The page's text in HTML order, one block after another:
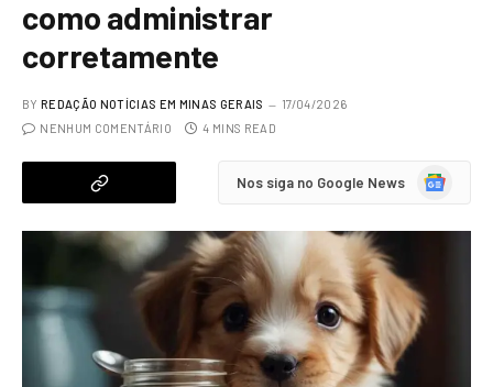
como administrar
corretamente
BY REDAÇÃO NOTÍCIAS EM MINAS GERAIS
17/04/2026
NENHUM COMENTÁRIO
4 MINS READ
Nos siga no Google News
Google